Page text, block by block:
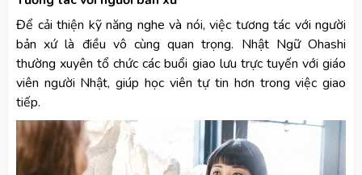
Để cải thiện kỹ năng nghe và nói, việc tương tác với người
bản xứ là điều vô cùng quan trọng. Nhật Ngữ Ohashi
thường xuyên tổ chức các buổi giao lưu trực tuyến với giáo
viên người Nhật, giúp học viên tự tin hơn trong việc giao
tiếp.